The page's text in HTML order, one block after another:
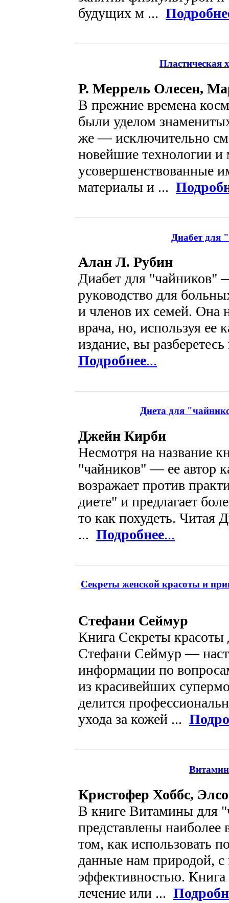
будущих м ...
Пластическая
Р. Меррель Олесен,
В прежние времена
были уделом
же — исключительно
новейшие технологии и
усовершенствованные
материалы и ...
Диабет для
Алан Л. Рубин
Диабет для
руководство для
и членов их семей. Она
врача, но, используя ее
издание, вы
Подробнее...
Диета для
Джейн Кирби
Несмотря на название
"чайников" — ее автор
возражает против
диете" и предлагает
то как похудеть. Читая
... Подробнее...
Секреты женской красоты и
Стефани Сеймур
Книга Секреты красоты
Стефани Сеймур —
информации по
из красивейших
делится
ухода за кожей ...
Кристофер Хоббc,
В книге Витамины для
представлены наиболее
том, как использовать
данные нам природой,
эффективностью. Книга
лечение или ...